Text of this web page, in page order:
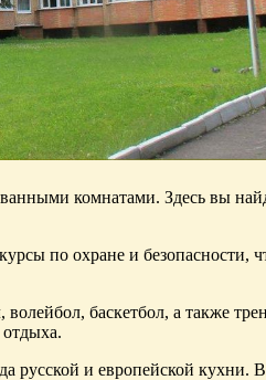
комнатами. Здесь вы
по охране и безопасности,
баскетбол, а также
русской и европейской